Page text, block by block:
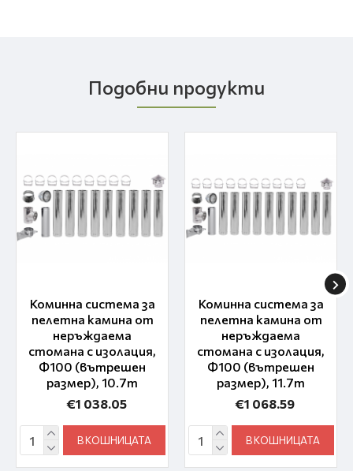
Подобни продукти
Коминна система за
пелетна камина от
неръждаема
стомана с изолация,
Ф100 (вътрешен
размер), 10.7m
€1 038.05
В КОШНИЦАТА
Коминна система за
пелетна камина от
неръждаема
стомана с изолация,
Ф100 (вътрешен
размер), 11.7m
€1 068.59
В КОШНИЦАТА